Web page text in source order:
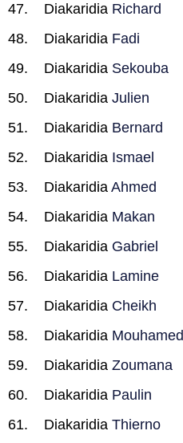
Diakaridia Richard
Diakaridia Fadi
Diakaridia Sekouba
Diakaridia Julien
Diakaridia Bernard
Diakaridia Ismael
Diakaridia Ahmed
Diakaridia Makan
Diakaridia Gabriel
Diakaridia Lamine
Diakaridia Cheikh
Diakaridia Mouhamed
Diakaridia Zoumana
Diakaridia Paulin
Diakaridia Thierno